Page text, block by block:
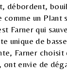
débordent,
un Plant
Farner qui
unique de
Farner choisit
envie de